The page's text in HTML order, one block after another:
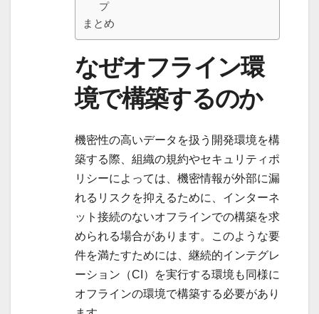
プ
まとめ
なぜオフライン環
境で構築するのか
機密性の高いデータを扱う開発環境を構
築する際、組織の規約やセキュリティポ
リシーによっては、機密情報が外部に漏
れるリスクを抑えるために、インターネ
ット接続のないオフラインでの構築を求
められる場合があります。このような要
件を満たすためには、継続的インテグレ
ーション（CI）を実行する環境も同様に
オフラインの環境で構築する必要があり